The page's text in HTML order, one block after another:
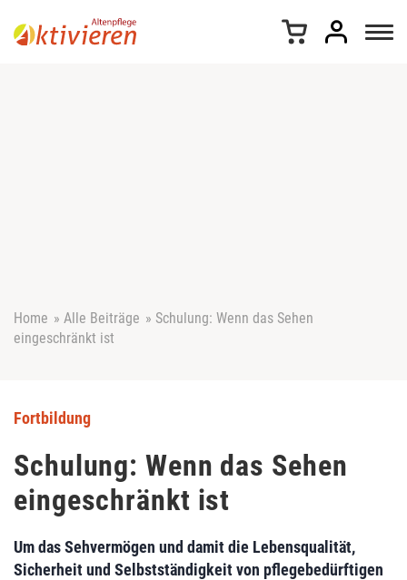
Home » Alle Beiträge » Schulung: Wenn das Sehen
eingeschränkt ist
Fortbildung
Schulung: Wenn das Sehen
eingeschränkt ist
Um das Sehvermögen und damit die Lebensqualität,
Sicherheit und Selbstständigkeit von pflegebedürftigen